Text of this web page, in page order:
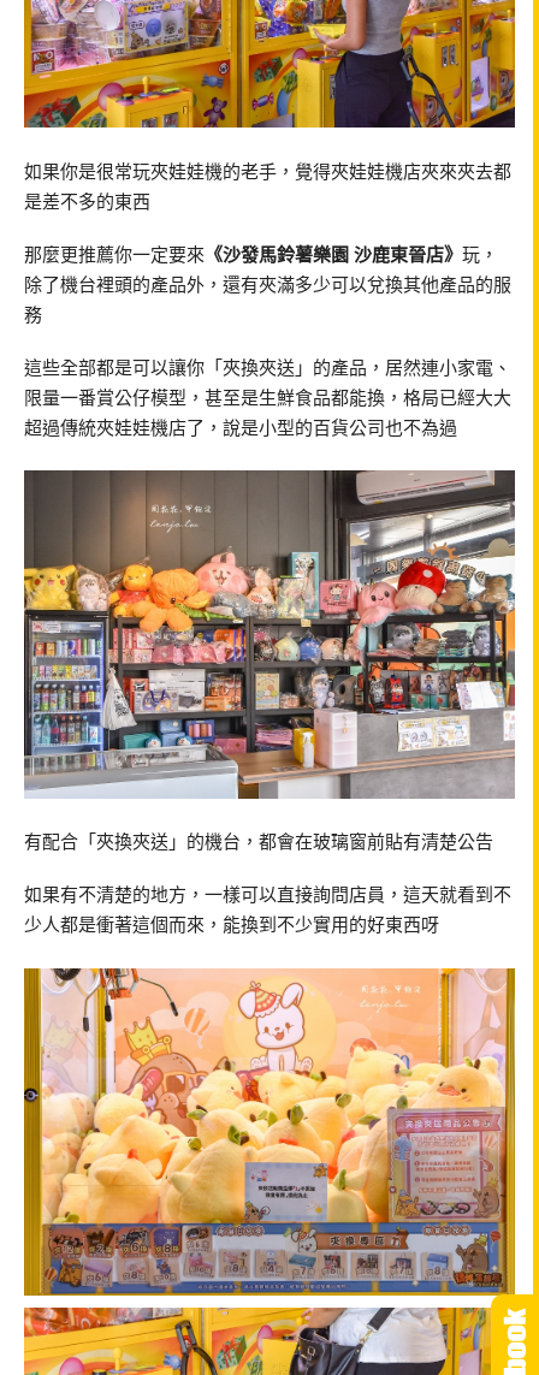
如果你是很常玩夾娃娃機的老手，覺得夾娃娃機店夾來夾去都
是差不多的東西
那麼更推薦你一定要來 《沙發馬鈴薯樂園 沙鹿東晉店》 玩，
除了機台裡頭的產品外，還有夾滿多少可以兌換其他產品的服
務
這些全部都是可以讓你「夾換夾送」的產品，居然連小家電、
限量一番賞公仔模型，甚至是生鮮食品都能換，格局已經大大
超過傳統夾娃娃機店了，說是小型的百貨公司也不為過
有配合「夾換夾送」的機台，都會在玻璃窗前貼有清楚公告
如果有不清楚的地方，一樣可以直接詢問店員，這天就看到不
少人都是衝著這個而來，能換到不少實用的好東西呀